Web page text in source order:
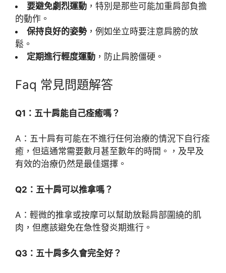
要避免劇烈運動 ，特別是那些可能加重肩部負擔
的動作。
保持良好的姿勢，例如坐立時要注意肩膀的放
鬆。
定期進行輕度運動 ，防止肩膀僵硬。
Faq 常見問題解答
Q1：五十肩能自己痊癒嗎？
A：五十肩有可能在不進行任何治療的情況下自行痊
癒，但這通常需要數月甚至數年的時間。，及早及
有效的治療仍然是最佳選擇。
Q2：五十肩可以推拿嗎？
A：輕微的推拿或按摩可以幫助放鬆肩部圍繞的肌
肉，但應該避免在急性發炎期進行。
Q3：五十肩多久會完全好？